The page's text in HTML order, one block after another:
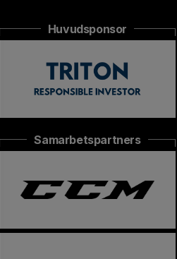
Huvudsponsor
Samarbetspartners